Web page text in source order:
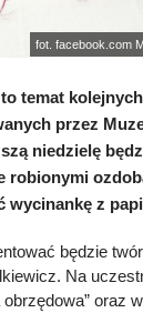
fot. facebook.com
temat
przez
niedzielę
robionymi
wycinankę z
będzie
Na
oraz